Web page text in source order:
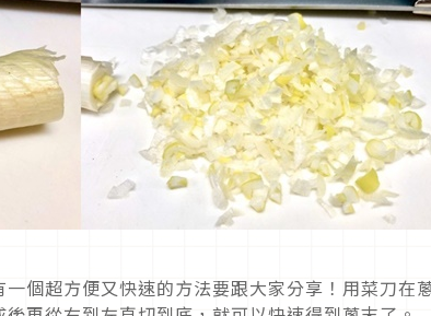
個超方便又快速的方法要跟大家分享！用菜刀在